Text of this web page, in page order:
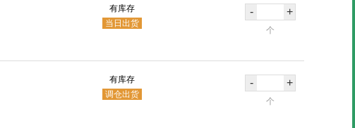
有库存
当日出货
- +
个
有库存
调仓出货
- +
个